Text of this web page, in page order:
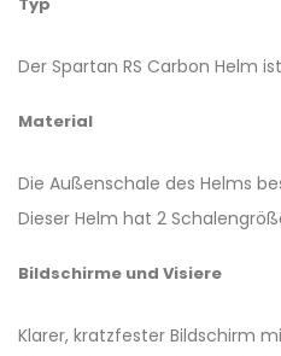
Der Spartan RS Carbon Helm
Material
Die Außenschale des Helms
Dieser Helm hat 2
Bildschirme und Visiere
Klarer, kratzfester Bildschirm